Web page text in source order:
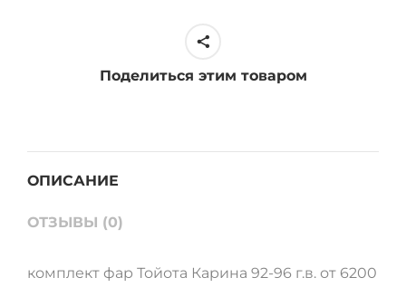
Поделиться этим товаром
ОПИСАНИЕ
ОТЗЫВЫ (0)
комплект фар Тойота Карина 92-96 г.в. от 6200